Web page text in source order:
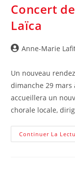
Concert
Laïca
Anne-Marie
Un nouveau
dimanche 29 mars
accueillera un
chorale locale,
Continuer La